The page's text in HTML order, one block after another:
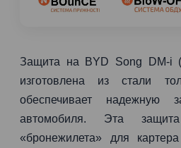
Защита на BYD Song DM-i
изготовлена из стали
обеспечивает надежную
автомобиля. Эта
«бронежилета» для